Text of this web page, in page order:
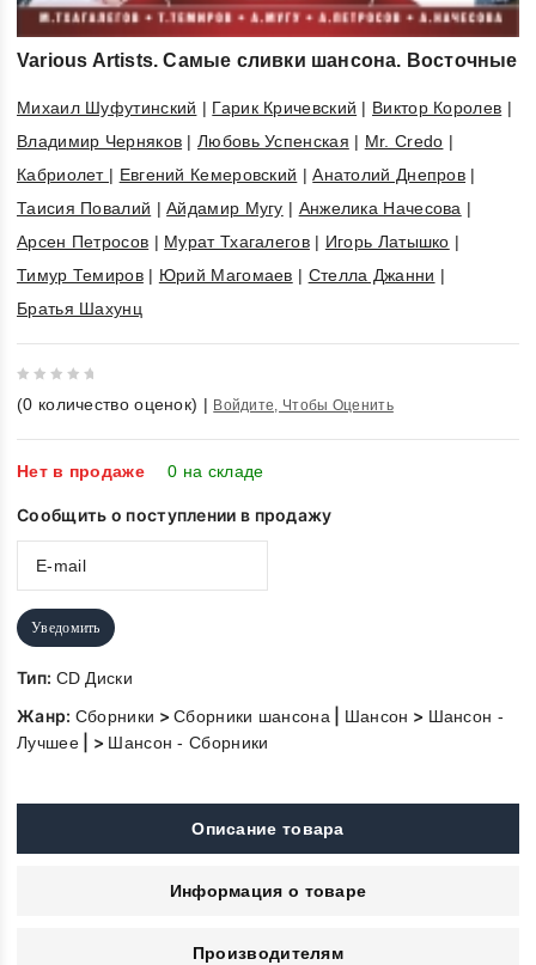
Various Artists. Самые сливки шансона. Восточные
Михаил Шуфутинский | Гарик Кричевский | Виктор Королев |
Владимир Черняков |Любовь Успенская | Mr. Credo |
Кабриолет | Евгений Кемеровский |Анатолий Днепров |
Таисия Повалий |Айдамир Мугу | Анжелика Начесова |
Арсен Петросов | Мурат Тхагалегов| Игорь Латышко |
Тимур Темиров| Юрий Магомаев | Стелла Джанни |
Братья Шахунц
out
of
5
(0 количество оценок) | Войдите, Чтобы Оценить
Нет в продаже 0 на складе
Сообщить о поступлении в продажу
Уведомить
Тип: CD Диски
Жанр: Сборники >Сборники шансона Шансон > Шансон -
Лучшее| > Шансон - Сборники
Описание товара
Информация о товаре
Производителям